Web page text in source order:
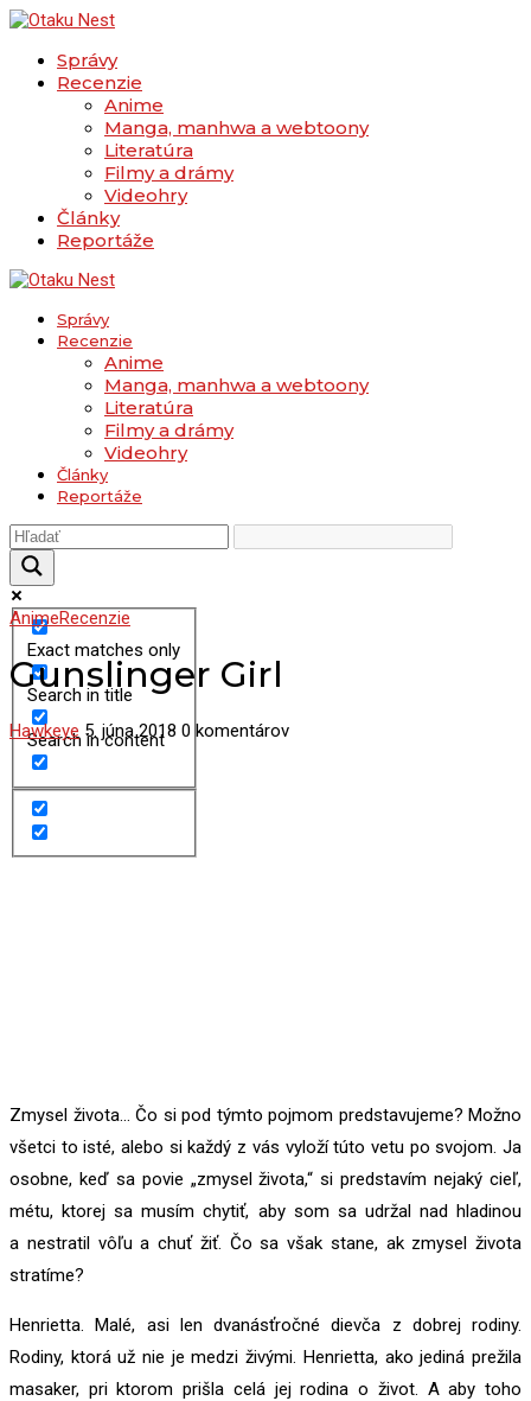
Správy
Recenzie
Anime
Manga, manhwa a webtoony
Literatúra
Filmy a drámy
Videohry
Články
Reportáže
Správy
Recenzie
Anime
Manga, manhwa a webtoony
Literatúra
Filmy a drámy
Videohry
Články
Reportáže
Exact matches only
Search in title
Search in content
AnimeRecenzie
Gunslinger Girl
Hawkeye 5. júna 2018 0 komentárov
Zmysel života… Čo si pod týmto pojmom predstavujeme? Možno
všetci to isté, alebo si každý z vás vyloží túto vetu po svojom. Ja
osobne, keď sa povie „zmysel života,“ si predstavím nejaký cieľ,
métu, ktorej sa musím chytiť, aby som sa udržal nad hladinou
a nestratil vôľu a chuť žiť. Čo sa však stane, ak zmysel života
stratíme?
Henrietta. Malé, asi len dvanásťročné dievča z dobrej rodiny.
Rodiny, ktorá už nie je medzi živými. Henrietta, ako jediná prežila
masaker, pri ktorom prišla celá jej rodina o život. A aby toho